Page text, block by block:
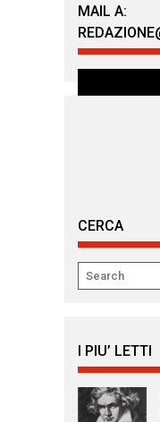
MAIL A:
CERCA
I PIU’ LETTI